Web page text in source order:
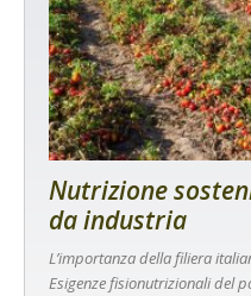
Nutrizione
da industria
L’importanza della filiera
Esigenze fisionutrizionali del